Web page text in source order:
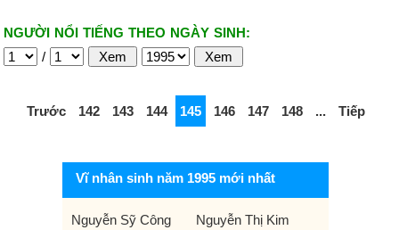
NGƯỜI NỔI TIẾNG THEO NGÀY SINH:
/
Trước 142 143 144 145 146 147 148 ... Tiếp
Vĩ nhân sinh năm 1995 mới nhất
Nguyễn Sỹ Công
Nguyễn Thị Kim